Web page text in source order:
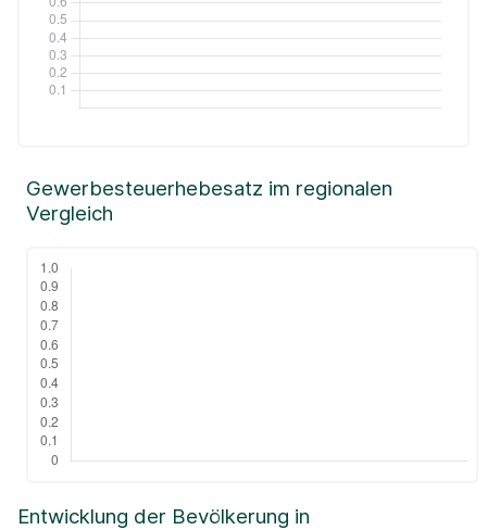
Entwicklung der Bevölkerung in
Gewerbesteuerhebesatz im regionalen
Vergleich